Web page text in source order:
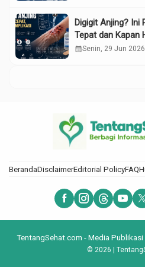
Digigit Anjing? Ini
Tepat dan Kapan
calendar_monthSenin, 29 Jun 2026
BerandaDisclaimerEditorial PolicyFAQ
TentangSehat.com - Media
© 2026 |